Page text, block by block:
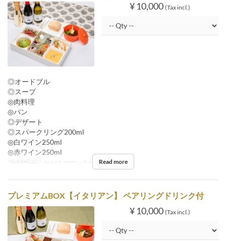
¥ 10,000 (Tax incl.)
◎オードブル
◎スープ
◎肉料理
◎パン
◎デザート
◎スパークリング200ml
◎白ワイン250ml
◎赤ワイン250ml
Valid Dates Oct 17, 2022 ~ Feb 29, 2024
Read more
プレミアムBOX【イタリアン】 ペアリングドリンク付
¥ 10,000 (Tax incl.)